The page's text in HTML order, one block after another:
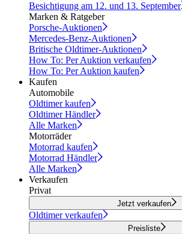
Besichtigung am 12. und 13. September
Marken & Ratgeber
Porsche-Auktionen
Mercedes-Benz-Auktionen
Britische Oldtimer-Auktionen
How To: Per Auktion verkaufen
How To: Per Auktion kaufen
Kaufen
Automobile
Oldtimer kaufen
Oldtimer Händler
Alle Marken
Motorräder
Motorrad kaufen
Motorrad Händler
Alle Marken
Verkaufen
Privat
Jetzt verkaufen
Oldtimer verkaufen
Preisliste